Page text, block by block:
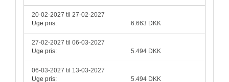
20-02-2027 til 27-02-2027
Uge pris:
6.663 DKK
27-02-2027 til 06-03-2027
Uge pris:
5.494 DKK
06-03-2027 til 13-03-2027
Uge pris:
5.494 DKK